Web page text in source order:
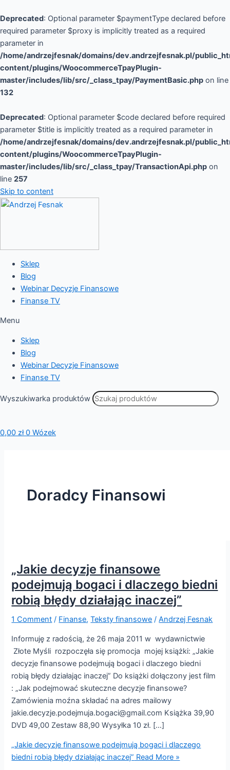
Deprecated: Optional parameter $paymentType declared before
required parameter $proxy is implicitly treated as a required
parameter in
/home/andrzejfesnak/domains/dev.andrzejfesnak.pl/
content/plugins/WoocommerceTpayPlugin-
master/includes/lib/src/_class_tpay/PaymentBasic.php on line
132
Deprecated: Optional parameter $code declared before required
parameter $title is implicitly treated as a required parameter in
/home/andrzejfesnak/domains/dev.andrzejfesnak.pl/
content/plugins/WoocommerceTpayPlugin-
master/includes/lib/src/_class_tpay/TransactionApi.php on
line 257
Skip to content
Sklep
Blog
Webinar Decyzje Finansowe
Finanse TV
Menu
Sklep
Blog
Webinar Decyzje Finansowe
Finanse TV
Wyszukiwarka produktów
0,00 zł 0 Wózek
Doradcy Finansowi
„Jakie decyzje finansowe
podejmują bogaci i dlaczego biedni
robią błędy działając inaczej”
1 Comment / Finanse,Teksty finansowe /Andrzej Fesnak
Informuję z radością, że 26 maja 2011 w wydawnictwie
Złote Myśli rozpoczęła się promocja mojej książki: „Jakie
decyzje finansowe podejmują bogaci i dlaczego biedni
robią błędy działając inaczej” Do książki dołączony jest film
: „Jak podejmować skuteczne decyzje finansowe?
Zamówienia moźna składać na adres mailowy
jakie.decyzje.podejmuja.bogaci@gmail.com Książka 39,90
DVD 49,00 Zestaw 88,90 Wysyłka 10 zł. […]
„Jakie decyzje finansowe podejmują bogaci i dlaczego
biedni robią błędy działając inaczej” Read More »